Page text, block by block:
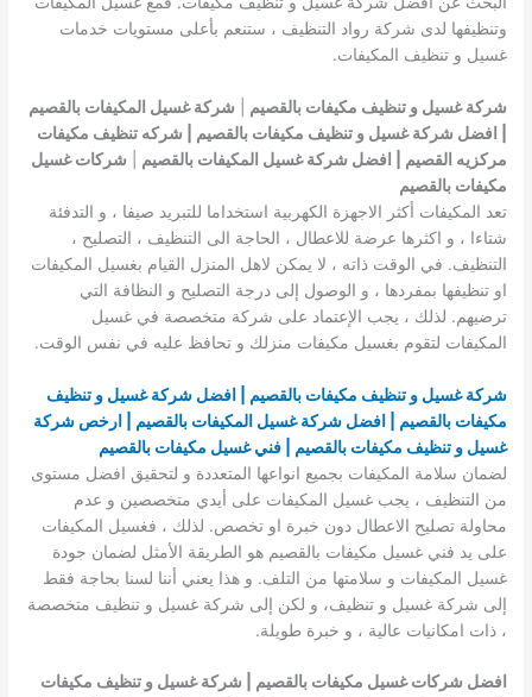
وتنظيفها لدى شركة رواد التنظيف ، ستنعم بأعلى مستويات خدمات
غسيل و تنظيف المكيفات.
شركة غسيل و تنظيف مكيفات بالقصيم
شركة غسيل المكيفات بالقصيم
| افضل شركة غسيل و تنظيف مكيفات بالقصيم | شركه تنظيف مكيفات
مركزيه القصيم | افضل شركة غسيل المكيفات بالقصيم
شركات غسيل
مكيفات بالقصيم
تعد المكيفات أكثر الاجهزة الكهربية استخداما للتبريد صيفا ، و التدفئة
شتاءا ، و اكثرها عرضة للاعطال ، الحاجة الى التنظيف ، التصليح ،
التنظيف. في الوقت ذاته ، لا يمكن لاهل المنزل القيام بغسيل المكيفات
او تنظيفها بمفردها ، و الوصول إلى درجة التصليح و النظافة التي
ترضيهم. لذلك ، يجب الإعتماد على شركة متخصصة في غسيل
المكيفات لتقوم بغسيل مكيفات منزلك و تحافظ عليه في نفس الوقت.
شركة غسيل و تنظيف مكيفات بالقصيم | افضل شركة غسيل و تنظيف
مكيفات بالقصيم | افضل شركة غسيل المكيفات بالقصيم | ارخص شركة
غسيل و تنظيف مكيفات بالقصيم | فني غسيل مكيفات بالقصيم
لضمان سلامة المكيفات بجميع انواعها المتعددة و لتحقيق افضل مستوى
من التنظيف ، يجب غسيل المكيفات على أيدي متخصصين و عدم
محاولة تصليح الاعطال دون خبرة او تخصص. لذلك ، فغسيل المكيفات
على يد فني غسيل مكيفات بالقصيم هو الطريقة الأمثل لضمان جودة
غسيل المكيفات و سلامتها من التلف. و هذا يعني أننا لسنا بحاجة فقط
إلى شركة غسيل و تنظيف، و لكن إلى شركة غسيل و تنظيف متخصصة
، ذات امكانيات عالية ، و خبرة طويلة.
افضل شركات غسيل مكيفات بالقصيم | شركة غسيل و تنظيف مكيفات